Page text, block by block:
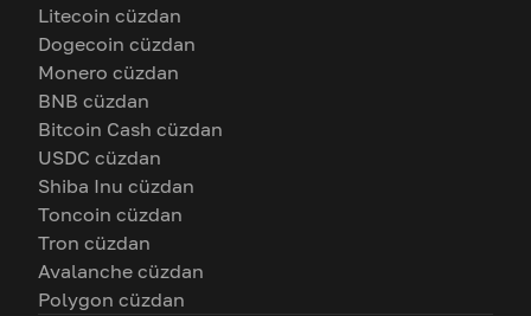
Litecoin cüzdan
Dogecoin cüzdan
Monero cüzdan
BNB cüzdan
Bitcoin Cash cüzdan
USDC cüzdan
Shiba Inu cüzdan
Toncoin cüzdan
Tron cüzdan
Avalanche cüzdan
Polygon cüzdan